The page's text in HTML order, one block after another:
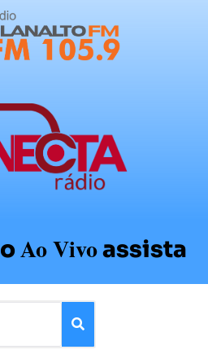
Ao Vivoassista